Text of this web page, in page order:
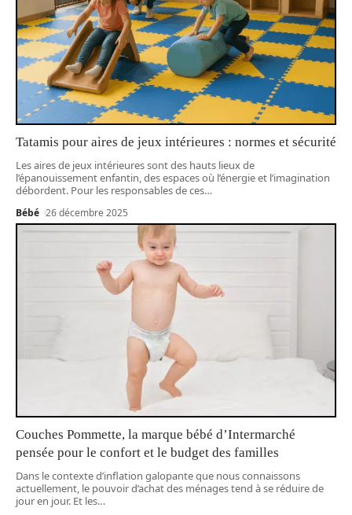
Tatamis pour aires de jeux intérieures : normes et sécurité
Les aires de jeux intérieures sont des hauts lieux de
l’épanouissement enfantin, des espaces où l’énergie et l’imagination
débordent. Pour les responsables de ces…
Bébé 26 décembre 2025
Couches Pommette, la marque bébé d’Intermarché
pensée pour le confort et le budget des familles
Dans le contexte d’inflation galopante que nous connaissons
actuellement, le pouvoir d’achat des ménages tend à se réduire de
jour en jour. Et les…